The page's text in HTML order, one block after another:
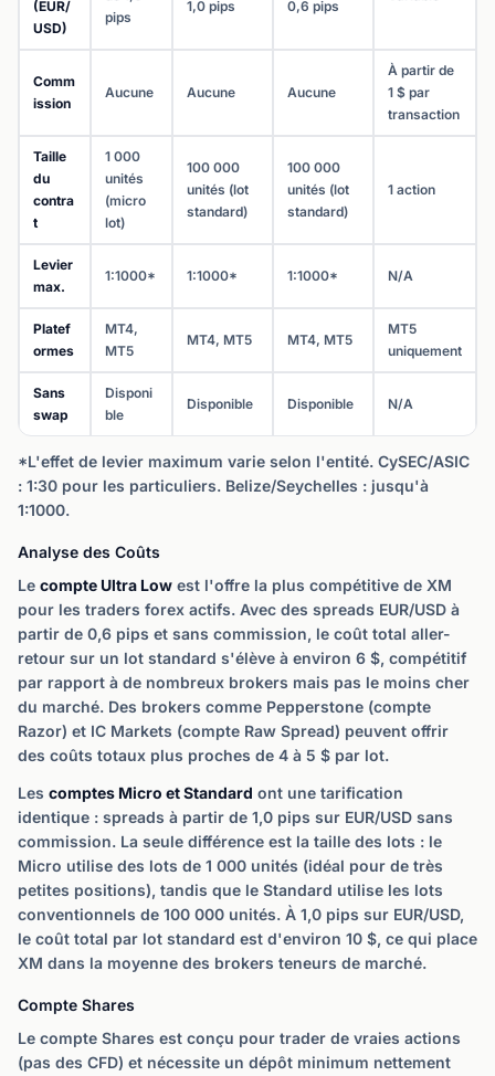
(EUR/
USD)
pips
1,0 pips
0,6 pips
Comm
ission
Aucune Aucune Aucune
À partir de
1 $ par
transaction
Taille
du
contra
t
1 000
unités
(micro
lot)
100 000
unités (lot
standard)
100 000
unités (lot
standard)
1 action
Levier
max.
1:1000* 1:1000* 1:1000* N/A
Platef
ormes
MT4,
MT5
MT4, MT5 MT4, MT5
MT5
uniquement
Sans
swap
Disponi
ble
Disponible Disponible N/A
*L'effet de levier maximum varie selon l'entité. CySEC/ASIC
: 1:30 pour les particuliers. Belize/Seychelles : jusqu'à
1:1000.
Analyse des Coûts
Le compte Ultra Low est l'offre la plus compétitive de XM
pour les traders forex actifs. Avec des spreads EUR/USD à
partir de 0,6 pips et sans commission, le coût total aller-
retour sur un lot standard s'élève à environ 6 $, compétitif
par rapport à de nombreux brokers mais pas le moins cher
du marché. Des brokers comme Pepperstone (compte
Razor) et IC Markets (compte Raw Spread) peuvent offrir
des coûts totaux plus proches de 4 à 5 $ par lot.
Les comptes Micro et Standard ont une tarification
identique : spreads à partir de 1,0 pips sur EUR/USD sans
commission. La seule différence est la taille des lots : le
Micro utilise des lots de 1 000 unités (idéal pour de très
petites positions), tandis que le Standard utilise les lots
conventionnels de 100 000 unités. À 1,0 pips sur EUR/USD,
le coût total par lot standard est d'environ 10 $, ce qui place
XM dans la moyenne des brokers teneurs de marché.
Compte Shares
Le compte Shares est conçu pour trader de vraies actions
(pas des CFD) et nécessite un dépôt minimum nettement